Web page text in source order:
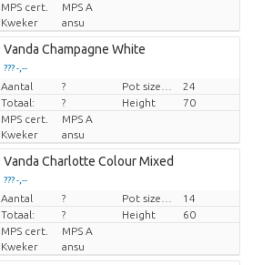
MPS cert.
MPS A
Kweker
ansu
Vanda Champagne White
??? -,--
Prijs per stuk
Aantal ?
24
Totaal:
? Height
70
MPS cert.
MPS A
Kweker
ansu
Vanda Charlotte Colour Mixed
??? -,--
Prijs per stuk
Aantal ?
14
Totaal:
? Height
60
MPS cert.
MPS A
Kweker
ansu